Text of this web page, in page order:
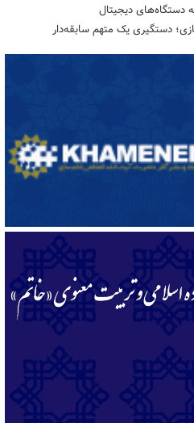
دستگاه‌های دیجیتال
دستگیری یک متهم سابقه‌دار